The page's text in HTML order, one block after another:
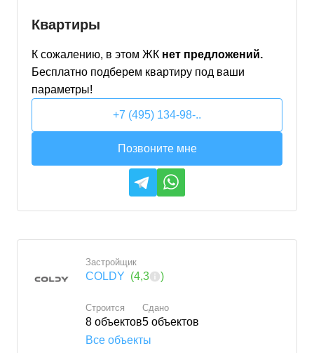
Квартиры
К сожалению, в этом ЖК нет предложений.
Бесплатно подберем квартиру под ваши
параметры!
+7 (495) 134-98-..
Позвоните мне
Застройщик
COLDY (4,3 )
Строится
8 объектов
Сдано
5 объектов
Все объекты